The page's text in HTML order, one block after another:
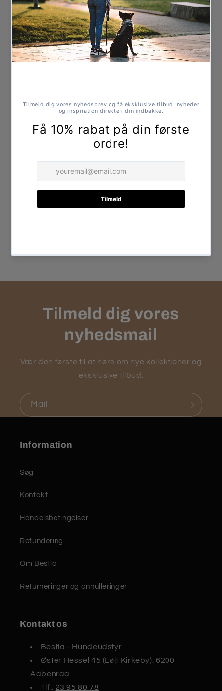
tilsatte kemikalier, hvilket gør det sikkert for hunden
at lege og tygge.
Funktioner og fordele
Lag-på-lag jute med suede for ekstra styrke
Ingen kemikalier – sikkert for hunden
Perfekt til små hunde og hvalpe
Share
Tilmeld dig vores
nyhedsmail
Vær den første til at høre om nye kollektioner og
eksklusive tilbud.
Mail
Information
Søg
Kontakt
Handelsbetingelser.
Refundering
Om Bestla
Returneringer og annulleringer
Kontakt os
Bestla - Hundeudstyr
Øster Hessel 45 (Løjt Kirkeby). 6200
Aabenraa
Tlf.: 23 95 80 78